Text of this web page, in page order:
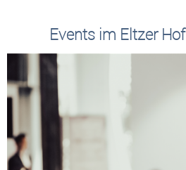
Events im Eltzer Hof